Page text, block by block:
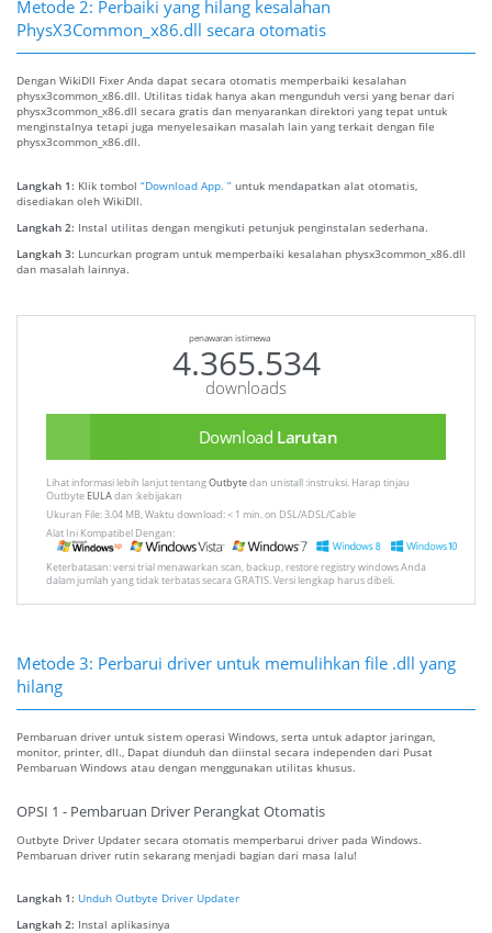
Metode 2: Perbaiki yang hilang kesalahan
PhysX3Common_x86.dll secara otomatis
Dengan WikiDll Fixer Anda dapat secara otomatis memperbaiki kesalahan
physx3common_x86.dll. Utilitas tidak hanya akan mengunduh versi yang benar dari
physx3common_x86.dll secara gratis dan menyarankan direktori yang tepat untuk
menginstalnya tetapi juga menyelesaikan masalah lain yang terkait dengan file
physx3common_x86.dll.
Langkah 1: Klik tombol “Download App. ” untuk mendapatkan alat otomatis,
disediakan oleh WikiDll.
Langkah 2: Instal utilitas dengan mengikuti petunjuk penginstalan sederhana.
Langkah 3: Luncurkan program untuk memperbaiki kesalahan physx3common_x86.dll
dan masalah lainnya.
penawaran istimewa
4.365.534
downloads
Download Larutan
Lihat informasi lebih lanjut tentangOutbytedan unistall :instruksi. Harap tinjau
Outbyte EULAdan :kebijakan
Ukuran File: 3.04 MB, Waktu download: < 1 min. on DSL/ADSL/Cable
Alat Ini Kompatibel Dengan:
Keterbatasan: versi trial menawarkan scan, backup, restore registry windows Anda
dalam jumlah yang tidak terbatas secara GRATIS. Versi lengkap harus dibeli.
Metode 3: Perbarui driver untuk memulihkan file .dll yang
hilang
Pembaruan driver untuk sistem operasi Windows, serta untuk adaptor jaringan,
monitor, printer, dll., Dapat diunduh dan diinstal secara independen dari Pusat
Pembaruan Windows atau dengan menggunakan utilitas khusus.
OPSI 1 - Pembaruan Driver Perangkat Otomatis
Outbyte Driver Updater secara otomatis memperbarui driver pada Windows.
Pembaruan driver rutin sekarang menjadi bagian dari masa lalu!
Langkah 1: Unduh Outbyte Driver Updater
Langkah 2: Instal aplikasinya